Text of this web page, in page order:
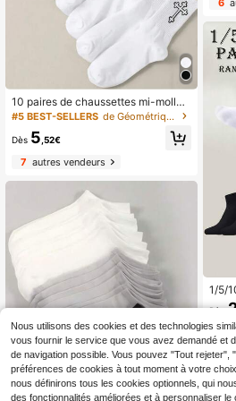
10 paires de chaussettes mi-mollet
unisexes à motif croix noir et blanc,
couleur unie minimaliste, polyvalent
es pour un port quotidien
#5 BEST-SELLERS de Géométrique Chaussettes montantes pour hommes
Dès 5 ,52€
7 autres vendeurs
le
ien
6
1/5/
t
t aux
s
Dès
10
Nous utilisons des cookies et des technologies
vous fournir le service que vous avez demandé et
de navigation possible. Vous pouvez "Tout rejeter",
préférences de cookies à tout moment à votre
nous définirons tous les cookies optionnels, qui
des fonctionnalités améliorées et à personnaliser